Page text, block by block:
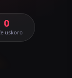
0
uskoro